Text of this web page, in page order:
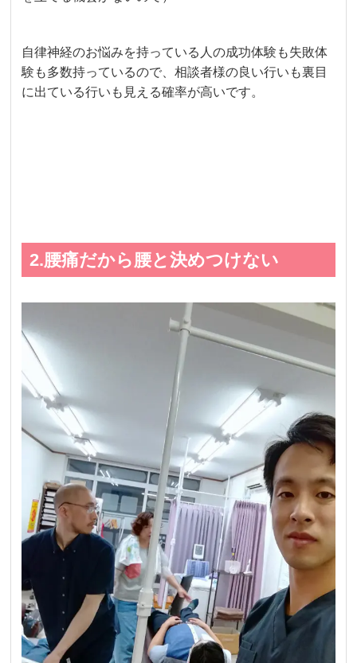
自律神経のお悩みを持っている人の成功体験も失敗体
験も多数持っているので、相談者様の良い行いも裏目
に出ている行いも見える確率が高いです。
2.腰痛だから腰と決めつけない